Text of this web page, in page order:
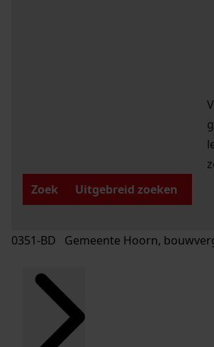
Zoek
Uitgebreid zoeken
0351-BD Gemeente Hoorn,